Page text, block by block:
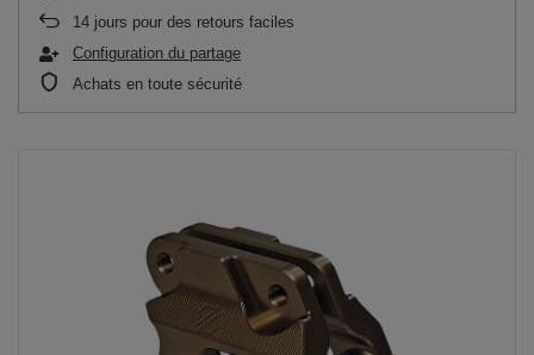
14 jours pour des retours faciles
Configuration du partage
Achats en toute sécurité